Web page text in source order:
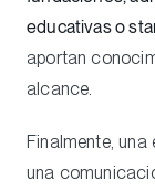
educativas o
aportan
alcance.
Finalmente,
una